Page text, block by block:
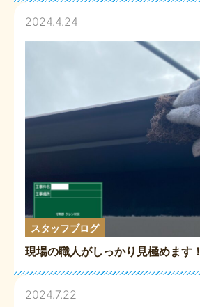
2024.4.24
スタッフブログ
現場の職人がしっかり見極めます！
2024.7.22